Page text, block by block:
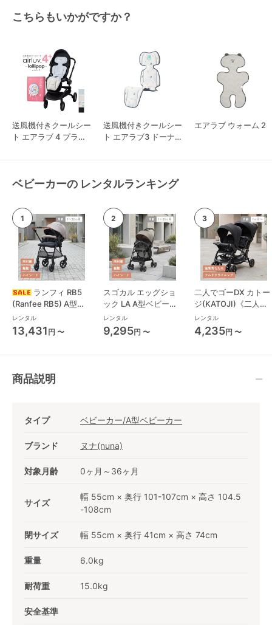
こちらもいかがですか？
送風機付きクールシー
ト エアラブ 4 プラス
送風機付きクールシー
ト エアラブ3 ドーナ
エアラブ ウォーム 2
ベビーカーの レンタルランキング
ランフィ RB5
(Ranfee RB5) A型ベ
ビーカー ピジョン
(pigeon)
レンタル
13,431 円 〜
スゴカル エッグショ
ック LA A型ベビーカ
ー コンビ(Combi)
レンタル
9,295円 〜
二人でゴーDX カトー
ジ(KATOJI)《二人乗
り》 二人乗り/双子用
ベビーカー
レンタル
4,235円 〜
商品説明
タイプ ベビーカー/A型ベビーカー
ブランド ヌナ(nuna)
対象月齢 0ヶ月～36ヶ月
サイズ
幅 55cm × 奥行 101-107cm × 高さ 104.5
-108cm
閉サイズ 幅 55cm × 奥行 41cm × 高さ 74cm
重量 6.0kg
耐荷重 15.0kg
安全基準